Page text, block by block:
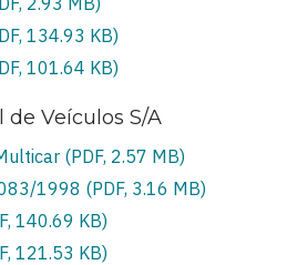
134.93 KB)
101.64 KB)
Veículos S/A
(PDF, 2.57 MB)
1998 (PDF, 3.16 MB)
140.69 KB)
121.53 KB)